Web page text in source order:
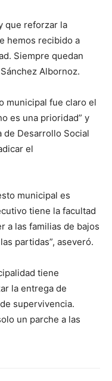
que reforzar la
hemos recibido a
Siempre quedan
Albornoz.
municipal fue claro el
es una prioridad” y
de Desarrollo Social
el
municipal es
tiene la facultad
a las familias de bajos
partidas”, aseveró.
tiene
la entrega de
supervivencia.
un parche a las